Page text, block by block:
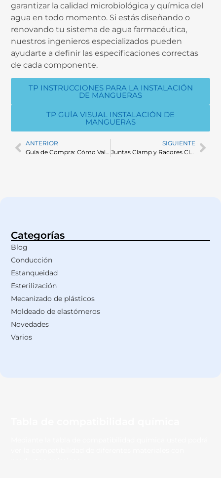
garantizar la calidad microbiológica y química del
agua en todo momento. Si estás diseñando o
renovando tu sistema de agua farmacéutica,
nuestros ingenieros especializados pueden
ayudarte a definir las especificaciones correctas
de cada componente.
TP INSTRUCCIONES PARA LA INSTALACIÓN
DE MANGUERAS
TP GUÍA VISUAL INSTALACIÓN DE
MANGUERAS
ANTERIOR
Guía de Compra: Cómo Validar y Homologar Juntas Clamp, Tubos Farmacéuticos y Válvulas en Instalaciones GMP
SIGUIENTE
Juntas Clamp y Racores Clamp en España: Proveedores, Normativas y Dónde Comprar
Categorías
Blog
Conducción
Estanqueidad
Esterilización
Mecanizado de plásticos
Moldeado de elastómeros
Novedades
Varios